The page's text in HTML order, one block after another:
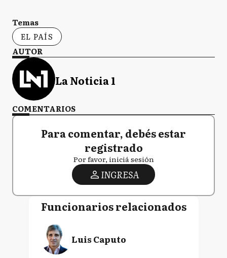
Temas
EL PAÍS
AUTOR
La Noticia 1
COMENTARIOS
Para comentar, debés estar
registrado
Por favor, iniciá sesión
INGRESA
Funcionarios relacionados
Luis Caputo